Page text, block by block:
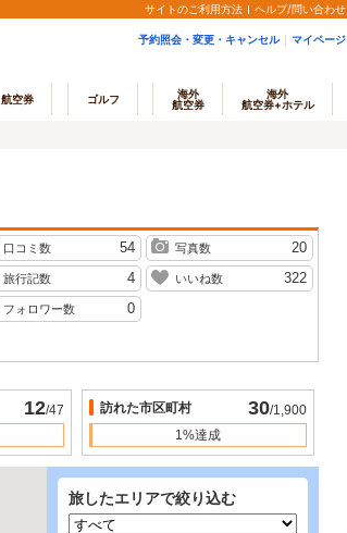
サイトのご利用方法 ヘルプ/問い合わせ
予約照会・変更・キャンセル マイページ
航空券 ゴルフ
海外
航空券
海外
航空券+ホテル
口コミ数 54 写真数 20
旅行記数 4 いいね数 322
フォロワー数 0
12/47
訪れた市区町村 30/1,900
1%達成
旅したエリアで絞り込む